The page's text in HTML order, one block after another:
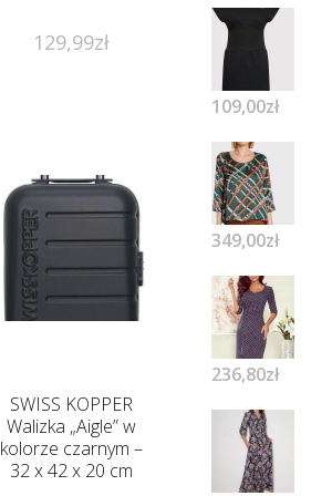
129,99zł
SWISS KOPPER
Walizka „Aigle” w
kolorze czarnym –
32 x 42 x 20 cm
109,00zł
349,00zł
236,80zł